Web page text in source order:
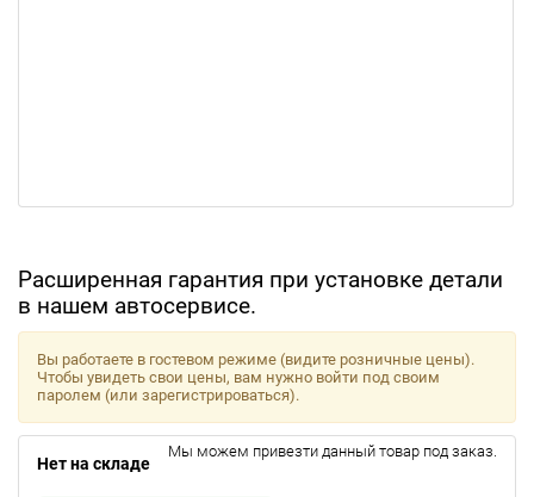
Расширенная гарантия при установке детали
в нашем автосервисе.
Вы работаете в гостевом режиме (видите розничные цены).
Чтобы увидеть свои цены, вам нужно войти под своим
паролем (или зарегистрироваться).
Нет на складе
Мы можем привезти данный товар под заказ.